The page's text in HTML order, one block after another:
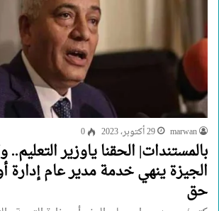
marwan 29 أكتوبر، 2023 0
بالمستندات| الحقنا ياوزير التعليم..
الجيزة ينهي خدمة مدير عام
حق